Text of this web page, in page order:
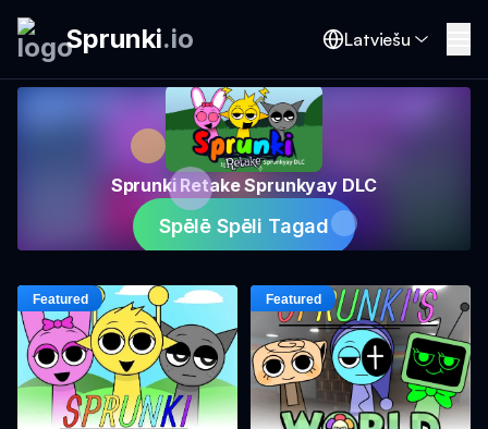
Sprunki.io Latviešu
Sprunki Retake Sprunkyay DLC
Spēlē Spēli Tagad